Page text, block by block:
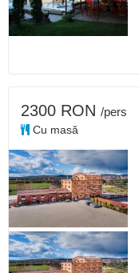
2300 RON /pers
Cu masă